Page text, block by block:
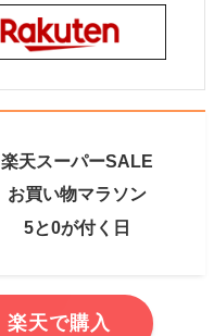
楽天スーパーSALE
お買い物マラソン
5と0が付く日
楽天で購入